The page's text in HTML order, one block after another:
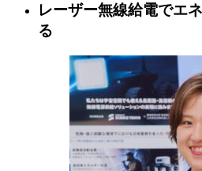
レーザー無線給電でエ
る